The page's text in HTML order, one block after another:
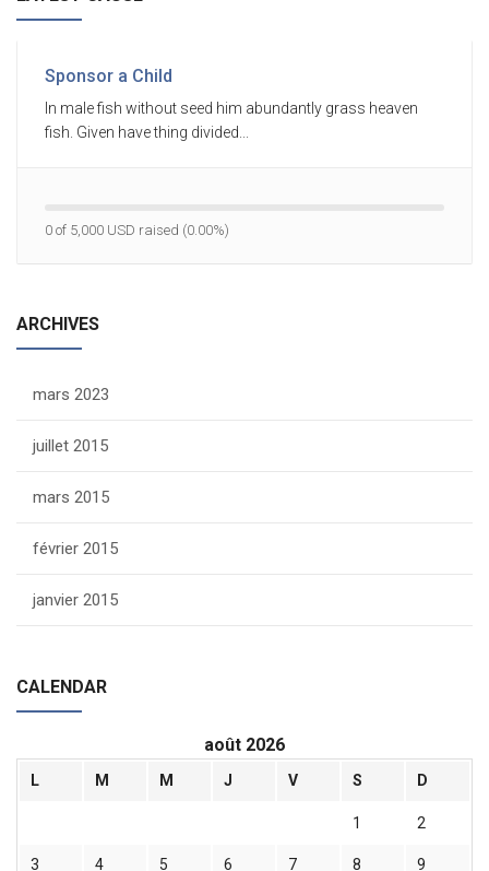
Sponsor a Child
In male fish without seed him abundantly grass heaven
fish. Given have thing divided...
0 of 5,000 USD raised (0.00%)
ARCHIVES
mars 2023
juillet 2015
mars 2015
février 2015
janvier 2015
CALENDAR
août 2026
L M M J V S D
1 2
3 4 5 6 7 8 9